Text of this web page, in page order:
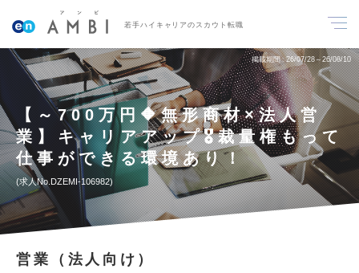
若手ハイキャリアのスカウト転職
掲載期間 26/07/28～26/08/10
【～700万円🔶無形商材×法人営
業】キャリアアップ🎖️裁量権もって
仕事ができる環境あり！
求人No.DZEMI-106982
営業（法人向け）